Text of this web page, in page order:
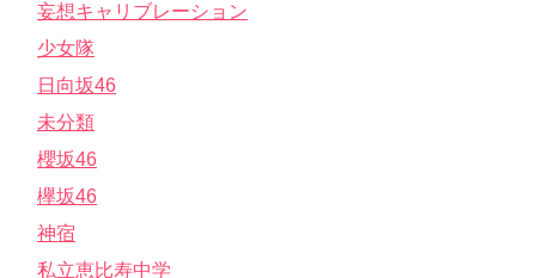
妄想キャリブレーション
少女隊
日向坂46
未分類
櫻坂46
欅坂46
神宿
私立恵比寿中学